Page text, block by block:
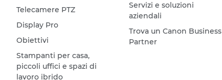
Telecamere PTZ
Display Pro
Obiettivi
Stampanti per casa,
piccoli uffici e spazi di
lavoro ibrido
Servizi e soluzioni
aziendali
Trova un Canon Business
Partner